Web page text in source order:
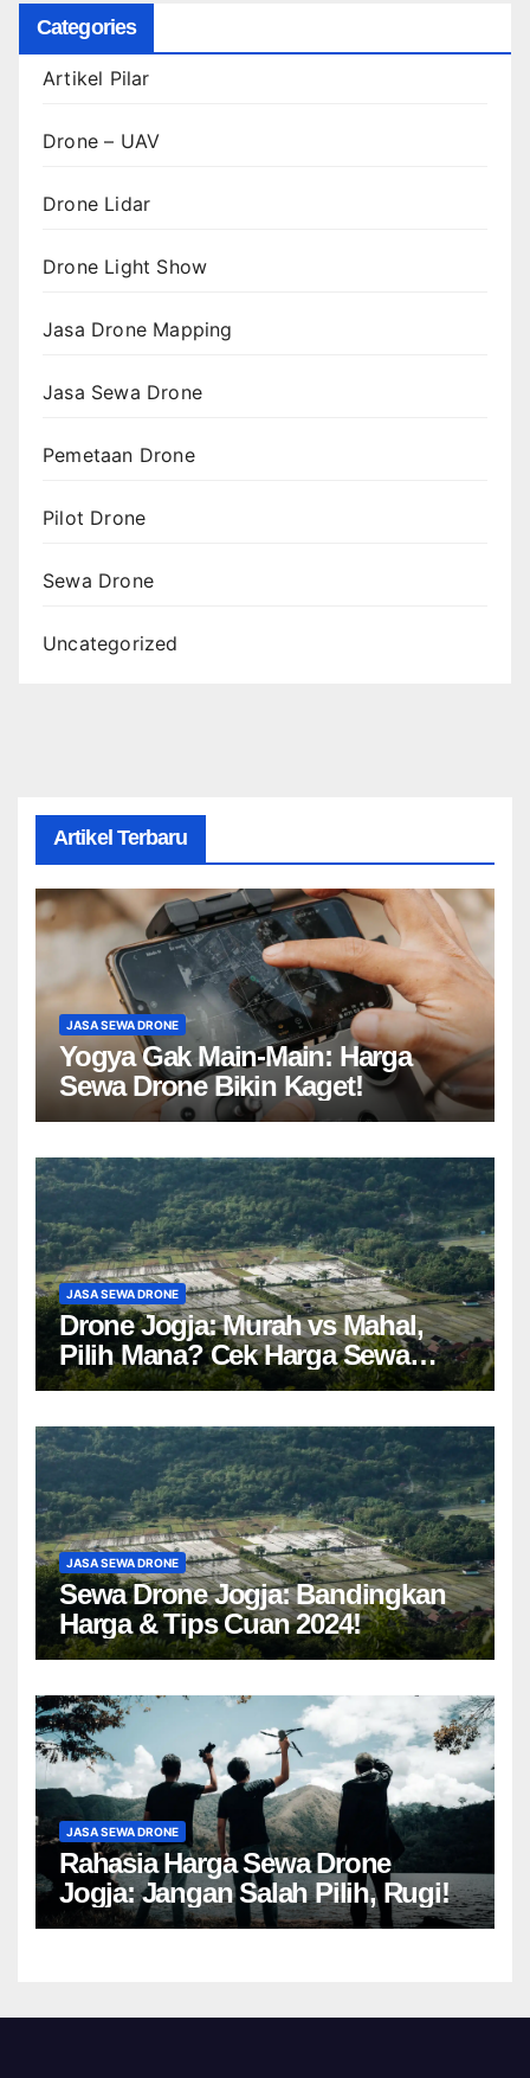
Categories
Artikel Pilar
Drone – UAV
Drone Lidar
Drone Light Show
Jasa Drone Mapping
Jasa Sewa Drone
Pemetaan Drone
Pilot Drone
Sewa Drone
Uncategorized
Artikel Terbaru
JASA SEWA DRONE
Yogya Gak Main-Main: Harga
Sewa Drone Bikin Kaget!
JASA SEWA DRONE
Drone Jogja: Murah vs Mahal,
Pilih Mana? Cek Harga Sewa
Drone Yogyakarta!
JASA SEWA DRONE
Sewa Drone Jogja: Bandingkan
Harga & Tips Cuan 2024!
JASA SEWA DRONE
Rahasia Harga Sewa Drone
Jogja: Jangan Salah Pilih, Rugi!